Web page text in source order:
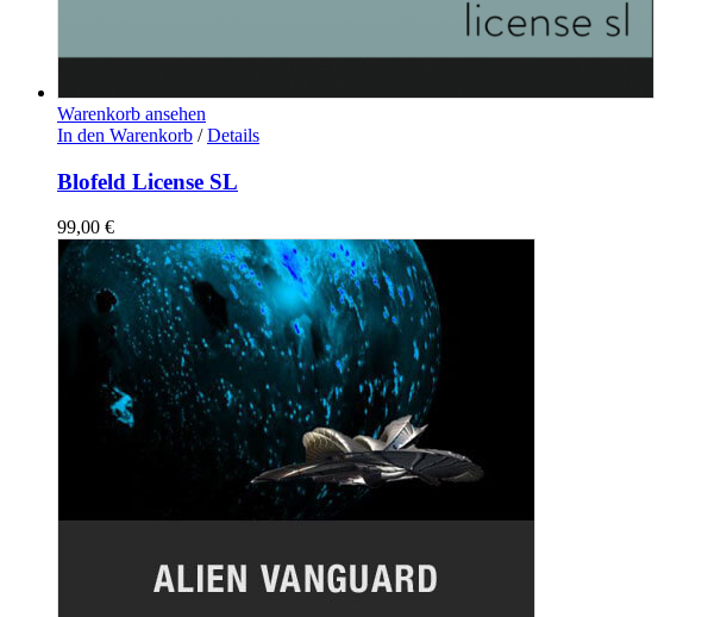
Warenkorb ansehen
In den Warenkorb / Details
Blofeld License SL
99,00 €